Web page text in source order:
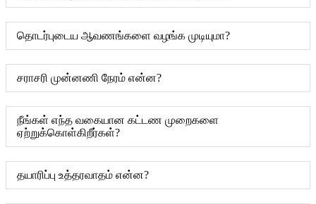
தொடர்புடைய ஆவணங்களை வழங்க முடியுமா?
சராசரி முன்னணி நேரம் என்ன?
நீங்கள் எந்த வகையான கட்டண முறைகளை
ஏற்றுக்கொள்கிறீர்கள்?
தயாரிப்பு உத்தரவாதம் என்ன?